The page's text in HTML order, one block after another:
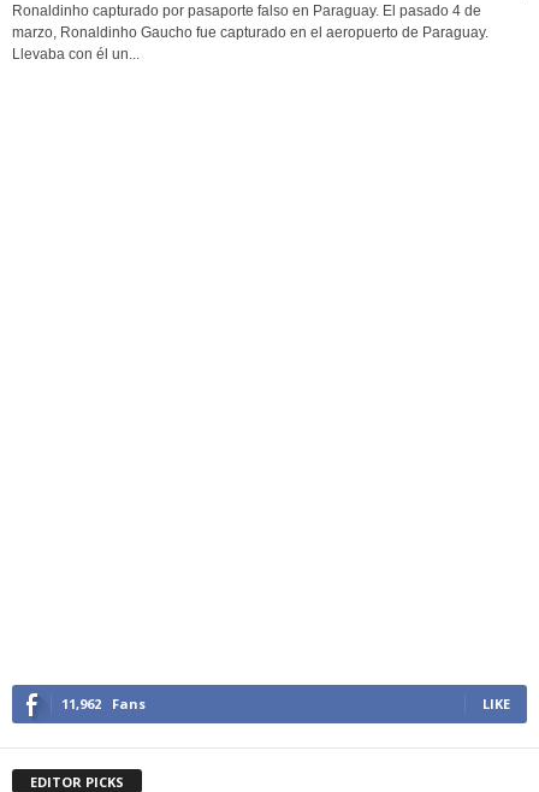
Ronaldinho capturado por pasaporte falso en Paraguay. El pasado 4 de
marzo, Ronaldinho Gaucho fue capturado en el aeropuerto de Paraguay.
Llevaba con él un...
11,962 Fans LIKE
EDITOR PICKS